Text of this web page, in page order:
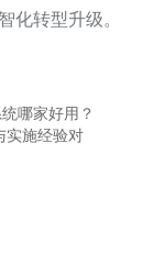
化转型升级。
哪家好用？
实施经验对